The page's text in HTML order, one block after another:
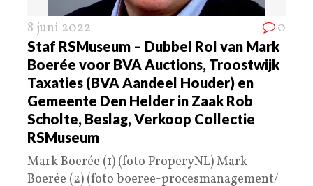
8 juni 2022 0
Staf RSMuseum – Dubbel Rol van Mark
Boerée voor BVA Auctions, Troostwijk
Taxaties (BVA Aandeel Houder) en
Gemeente Den Helder in Zaak Rob
Scholte, Beslag, Verkoop Collectie
RSMuseum
Mark Boerée (1) (foto ProperyNL) Mark
Boerée (2) (foto boeree-procesmanagement/